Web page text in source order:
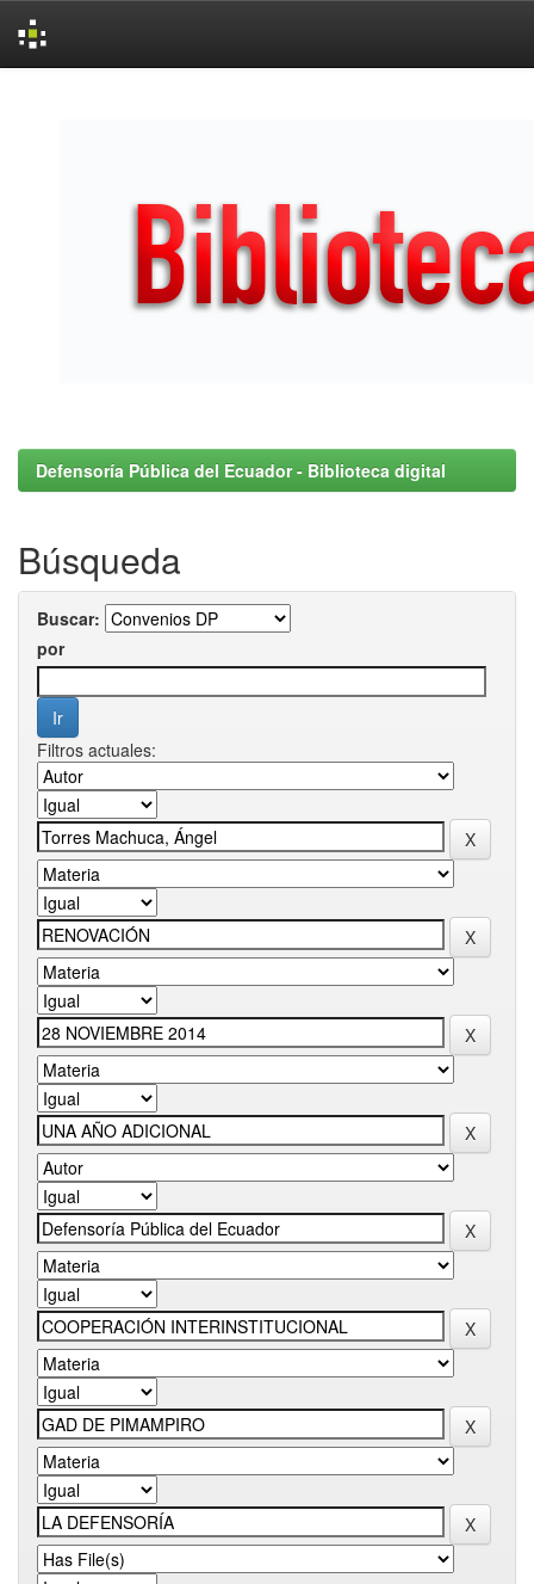
Defensoría Pública del Ecuador - Biblioteca digital
Búsqueda
Buscar:
por
Filtros actuales: